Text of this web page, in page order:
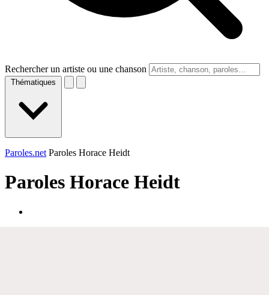
Rechercher un artiste ou une chanson
Thématiques
Paroles.net Paroles Horace Heidt
Paroles Horace Heidt